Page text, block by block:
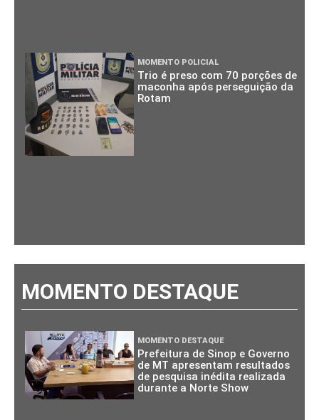
MOMENTO POLICIAL
Trio é preso com 70 porções de
maconha após perseguição da
Rotam
MOMENTO DESTAQUE
MOMENTO DESTAQUE
Prefeitura de Sinop e Governo
de MT apresentam resultados
de pesquisa inédita realizada
durante a Norte Show